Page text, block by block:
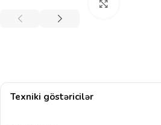
Texniki göstəricilər